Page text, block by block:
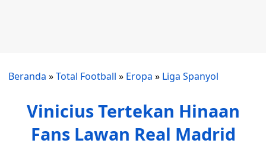
Beranda »Total Football » Eropa » Liga Spanyol
Vinicius Tertekan Hinaan
Fans Lawan Real Madrid